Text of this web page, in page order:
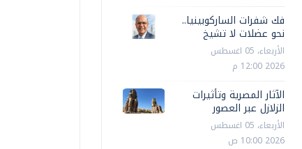
فك شفرات الساركوبينيا..
نحو عضلات لا تشيخ
الأربعاء، 05 اغسطس
2026 12:00 م
الآثار المصرية وتأثيرات
الزلازل عبر العصور
الأربعاء، 05 اغسطس
2026 10:00 ص